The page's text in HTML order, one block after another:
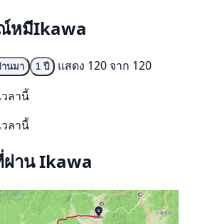
หมีIkawa
นมา 1 ปี
แสดง 120 จาก 120
ลานี้
ลานี้
ผ่าน Ikawa